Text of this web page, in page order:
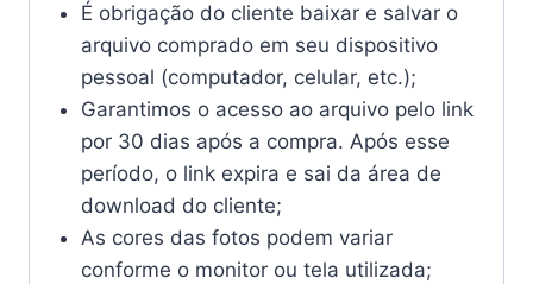
É obrigação do cliente baixar e salvar o
arquivo comprado em seu dispositivo
pessoal (computador, celular, etc.);
Garantimos o acesso ao arquivo pelo link
por 30 dias após a compra. Após esse
período, o link expira e sai da área de
download do cliente;
As cores das fotos podem variar
conforme o monitor ou tela utilizada;